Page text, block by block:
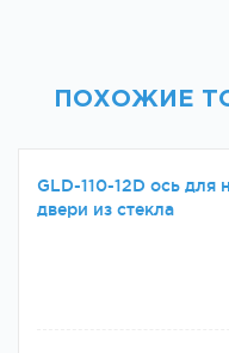
ПОХОЖИЕ
GLD-110-12D ось для
двери из стекла